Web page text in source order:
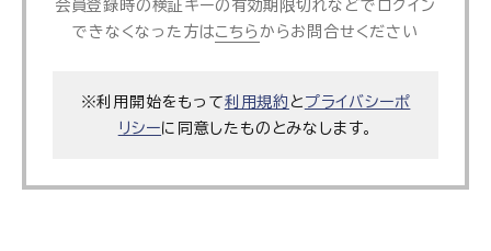
会員登録時の検証キーの有効期限切れなどでログイン
できなくなった方はこちら からお問合せください
※利用開始をもって利用規約 と プライバシーポ
リシーに同意したものとみなします。